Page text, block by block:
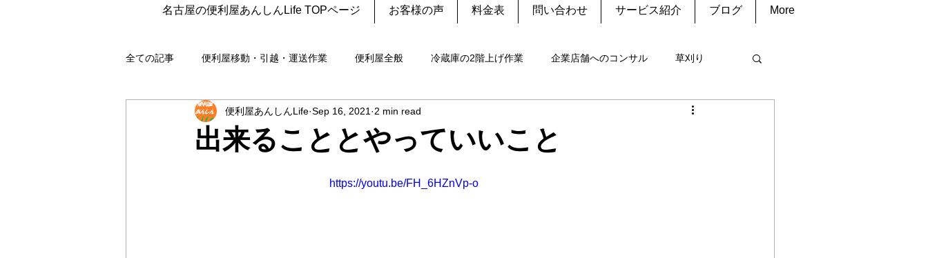
名古屋の便利屋あんしんLife TOPページ お客様の声 料金表 問い合わせ サービス紹介 ブログ More
全ての記事 便利屋移動・引越・運送作業 便利屋全般 冷蔵庫の2階上げ作業 企業店舗へのコンサル 草刈り
組立 分解 撤去 処分 野良猫の見送り
出来ることとやっていいこと
便利屋あんしんLife Sep 16, 2021 2 min read
https://youtu.be/FH_6HZnVp-o